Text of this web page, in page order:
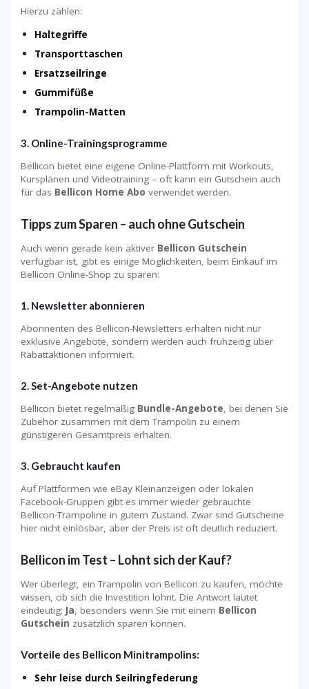
Hierzu zählen:
Haltegriffe
Transporttaschen
Ersatzseilringe
Gummifüße
Trampolin-Matten
3. Online-Trainingsprogramme
Bellicon bietet eine eigene Online-Plattform mit Workouts,
Kursplänen und Videotraining – oft kann ein Gutschein auch
für das Bellicon Home Abo verwendet werden.
Tipps zum Sparen – auch ohne Gutschein
Auch wenn gerade kein aktiver Bellicon Gutschein
verfügbar ist, gibt es einige Möglichkeiten, beim Einkauf im
Bellicon Online-Shop zu sparen:
1. Newsletter abonnieren
Abonnenten des Bellicon-Newsletters erhalten nicht nur
exklusive Angebote, sondern werden auch frühzeitig über
Rabattaktionen informiert.
2.Set-Angebote nutzen
Bellicon bietet regelmäßig Bundle-Angebote, bei denen Sie
Zubehör zusammen mit dem Trampolin zu einem
günstigeren Gesamtpreis erhalten.
3. Gebraucht kaufen
Auf Plattformen wie eBay Kleinanzeigen oder lokalen
Facebook-Gruppen gibt es immer wieder gebrauchte
Bellicon-Trampoline in gutem Zustand. Zwar sind Gutscheine
hier nicht einlösbar, aber der Preis ist oft deutlich reduziert.
Bellicon im Test – Lohnt sich der Kauf?
Wer überlegt, ein Trampolin von Bellicon zu kaufen, möchte
wissen, ob sich die Investition lohnt. Die Antwort lautet
eindeutig: Ja, besonders wenn Sie mit einem Bellicon
Gutschein zusätzlich sparen können.
Vorteile des Bellicon Minitrampolins:
Sehr leise durch Seilringfederung